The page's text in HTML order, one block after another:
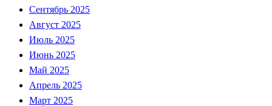
Сентябрь 2025
Август 2025
Июль 2025
Июнь 2025
Май 2025
Апрель 2025
Март 2025